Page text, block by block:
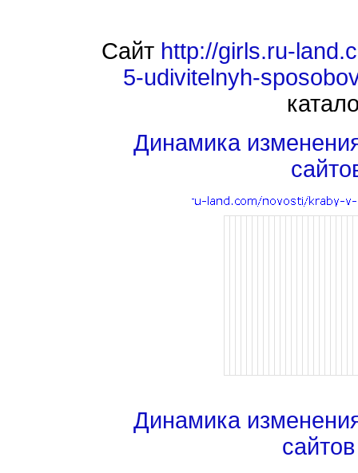
Сайт http://girls.ru-
5-udivitelnyh-
Динамика
Динамика
сайтов